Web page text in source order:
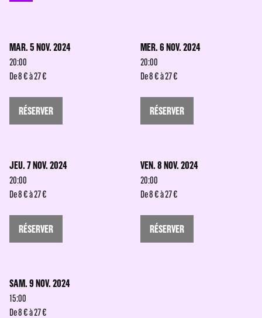
MAR. 5 NOV. 2024
20:00
De 8 € à 27 €
RÉSERVER
MER. 6 NOV. 2024
20:00
De 8 € à 27 €
RÉSERVER
JEU. 7 NOV. 2024
20:00
De 8 € à 27 €
RÉSERVER
VEN. 8 NOV. 2024
20:00
De 8 € à 27 €
RÉSERVER
SAM. 9 NOV. 2024
15:00
De 8 € à 27 €